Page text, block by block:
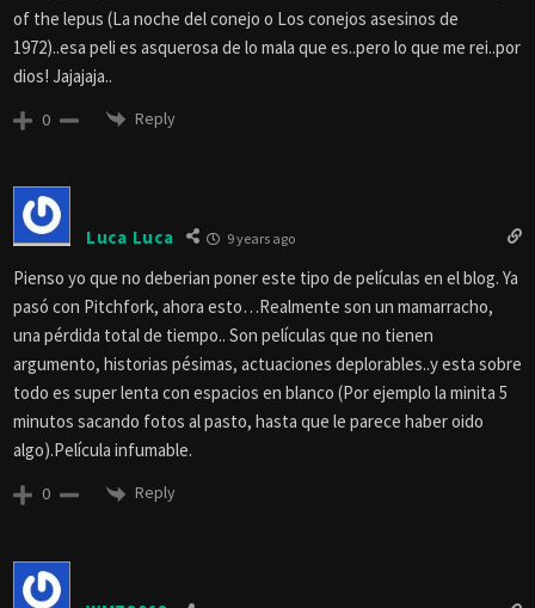
of the lepus (La noche del conejo o Los conejos asesinos de
1972)..esa peli es asquerosa de lo mala que es..pero lo que me rei..por
dios! Jajajaja..
0 Reply
Luca Luca 9 years ago
Pienso yo que no deberian poner este tipo de películas en el blog. Ya
pasó con Pitchfork, ahora esto…Realmente son un mamarracho,
una pérdida total de tiempo.. Son películas que no tienen
argumento, historias pésimas, actuaciones deplorables..y esta sobre
todo es super lenta con espacios en blanco (Por ejemplo la minita 5
minutos sacando fotos al pasto, hasta que le parece haber oido
algo).Película infumable.
0 Reply